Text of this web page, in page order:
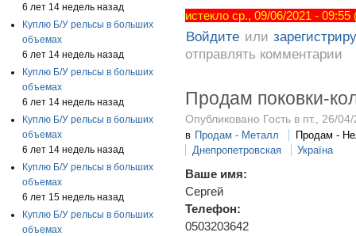
6 лет 14 недель назад
Куплю Б/У рельсы в больших
объемах
6 лет 14 недель назад
Куплю Б/У рельсы в больших
объемах
6 лет 14 недель назад
Куплю Б/У рельсы в больших
объемах
6 лет 14 недель назад
Куплю Б/У рельсы в больших
объемах
6 лет 15 недель назад
Куплю Б/У рельсы в больших
объемах
истекло ср., 09/06/2021 -
Войдите или
отправлять комментарии
Продам поковки-
Опубликовано Гость в пт., 26/
в Продам - Металл
Продам -
Днепропетровская
Україна
Ваше имя:
Сергей
Телефон:
0503203642